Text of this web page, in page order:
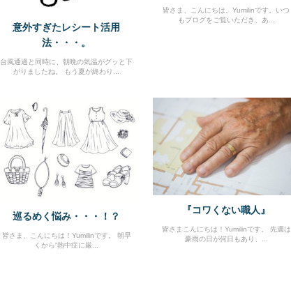
意外すぎたレシート活用
法・・・。
台風通過と同時に、朝晩の気温がグッと下
がりましたね。 もう夏が終わり...
皆さま、こんにちは。Yumilinです。いつ
もブログをご覧いただき、あ...
巡るめく悩み・・・！？
皆さま、こんにちは！Yumilinです。 朝早
くから”熱中症に厳...
『コワくない職人』
皆さまこんにちは！Yumilinです。 先週は
豪雨の日が何日もあり、...